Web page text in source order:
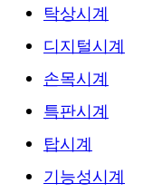
탁상시계
디지털시계
손목시계
특판시계
탑시계
기능성시계